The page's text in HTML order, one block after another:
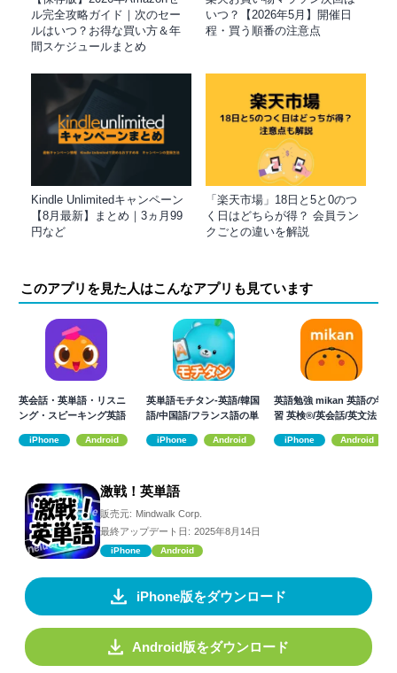
ル完全攻略ガイド｜次のセー
ルはいつ？お得な買い方＆年
間スケジュールまとめ
いつ？【2026年5月】開催日
程・買う順番の注意点
Kindle Unlimitedキャンペーン
【8月最新】まとめ｜3ヵ月99
円など
「楽天市場」18日と5と0のつ
く日はどちらが得？ 会員ラン
クごとの違いを解説
このアプリを見た人はこんなアプリも見ています
英会話・英単語・リスニ
ング・スピーキング英語
iPhone Android
英単語モチタン-英語/韓国
語/中国語/フランス語の単
iPhone Android
英語勉強 mikan 英語の学
習 英検®/英会話/英文法
iPhone Android
激戦！英単語
販売元: Mindwalk Corp.
最終アップデート日: 2025年8月14日
iPhone Android
iPhone版をダウンロード
Android版をダウンロード